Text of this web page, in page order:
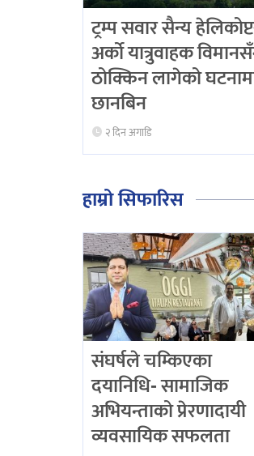
ट्रम्प सवार सैन्य
अर्को यात्रुवाहक
ठोक्किन लागेको
छानबिन
२ दिन अगाडि
हाम्रो सिफारिस
संघर्षले चम्किएका
दयानिधि- सामाजिक
अभियन्ताको प्रेरणादायी
व्यवसायिक सफलता